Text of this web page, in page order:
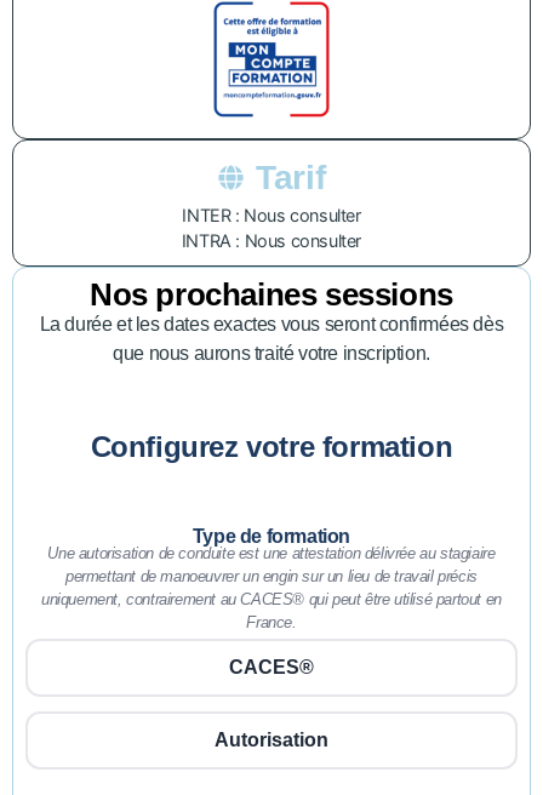
Tarif
INTER : Nous consulter
INTRA : Nous consulter
Nos prochaines sessions
La durée et les dates exactes vous seront confirmées dès
que nous aurons traité votre inscription.
Configurez votre formation
Type de formation
Une autorisation de conduite est une attestation délivrée au stagiaire
permettant de manoeuvrer un engin sur un lieu de travail précis
uniquement, contrairement au CACES® qui peut être utilisé partout en
France.
CACES®
Autorisation